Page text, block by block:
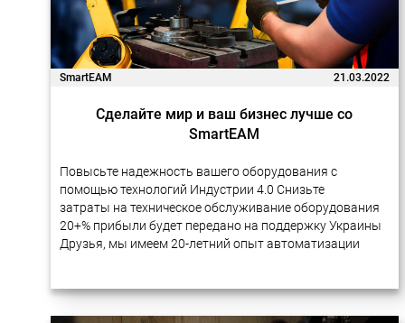
SmartEAM 21.03.2022
Сделайте мир и ваш бизнес лучше со
SmartEAM
Повысьте надежность вашего оборудования с
помощью технологий Индустрии 4.0 Снизьте
затраты на техническое обслуживание оборудования
20+% прибыли будет передано на поддержку Украины
Друзья, мы имеем 20-летний опыт автоматизации
успешно реализовывались в…